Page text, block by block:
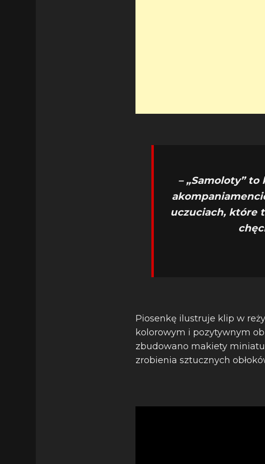
– „Samoloty”
uczuciach, które
Piosenkę ilustruje klip w
kolorowym i pozytywnym
zbudowano makiety
zrobienia sztucznych